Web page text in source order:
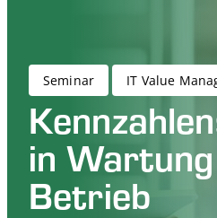
Seminar IT Value
in
Betrieb